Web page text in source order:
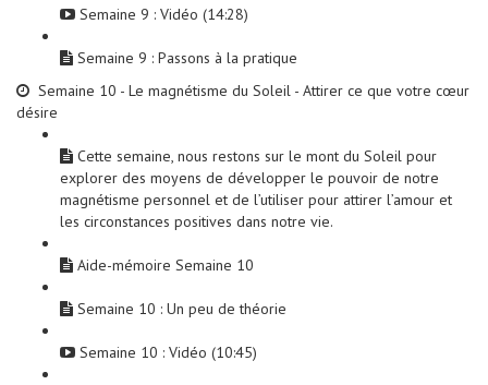
Semaine 9 : Vidéo (14:28)
Semaine 9 : Passons à la pratique
Semaine 10 - Le magnétisme du Soleil - Attirer ce que votre cœur
désire
Cette semaine, nous restons sur le mont du Soleil pour
explorer des moyens de développer le pouvoir de notre
magnétisme personnel et de l’utiliser pour attirer l’amour et
les circonstances positives dans notre vie.
Aide-mémoire Semaine 10
Semaine 10 : Un peu de théorie
Semaine 10 : Vidéo (10:45)